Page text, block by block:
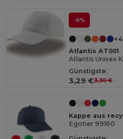
-0%
+4
Atlantis AT001
Günstigste:
3,29 €3,30 €
Egotier 99160